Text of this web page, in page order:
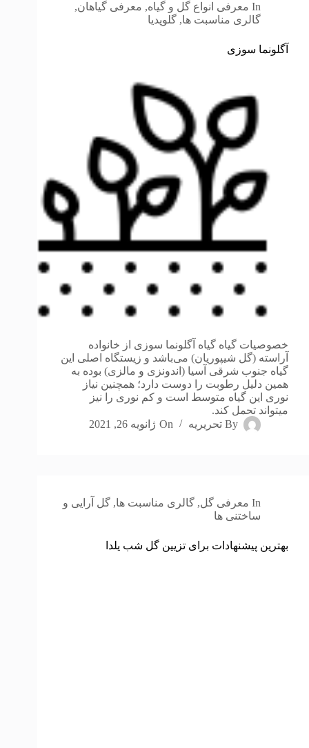
In معرفی انواع گل و گیاه, معرفی گیاهان,
گالری مناسبت ها, گلوپدیا
آگلونما سوزی
خصوصیات گیاه گیاه آگلونما سوزی از خانواده
آراسته (گل شیپوریان) می‌باشد و زیستگاه اصلی این
گیاه جنوب شرقی آسیا (اندونزی و مالزی) بوده به
همین دلیل رطوبت را دوست دارد؛ همچنین نیاز
نوری این گیاه متوسط است و کم نوری را نیز
میتواند تحمل کند.
By تحریریه On ژانویه 26, 2021
In معرفی گل,گالری مناسبت ها,گل آرایی و
ساختنی ها
بهترین پیشنهادات برای تزیین گل شب یلدا